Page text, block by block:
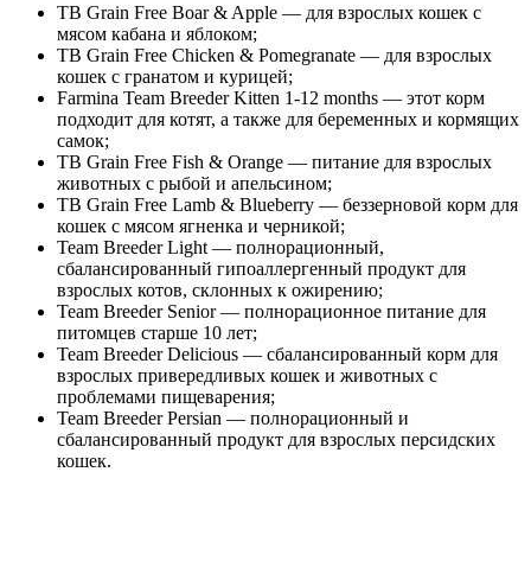
TB Grain Free Boar & Apple — для взрослых кошек с
мясом кабана и яблоком;
TB Grain Free Chicken & Pomegranate — для взрослых
кошек с гранатом и курицей;
Farmina Team Breeder Kitten 1-12 months — этот корм
подходит для котят, а также для беременных и кормящих
самок;
TB Grain Free Fish & Orange — питание для взрослых
животных с рыбой и апельсином;
TB Grain Free Lamb & Blueberry — беззерновой корм для
кошек с мясом ягненка и черникой;
Team Breeder Light — полнорационный,
сбалансированный гипоаллергенный продукт для
взрослых котов, склонных к ожирению;
Team Breeder Senior — полнорационное питание для
питомцев старше 10 лет;
Team Breeder Delicious — сбалансированный корм для
взрослых привередливых кошек и животных с
проблемами пищеварения;
Team Breeder Persian — полнорационный и
сбалансированный продукт для взрослых персидских
кошек.